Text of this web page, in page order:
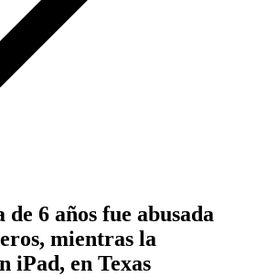
6 años fue abusada
mientras la
iPad, en Texas